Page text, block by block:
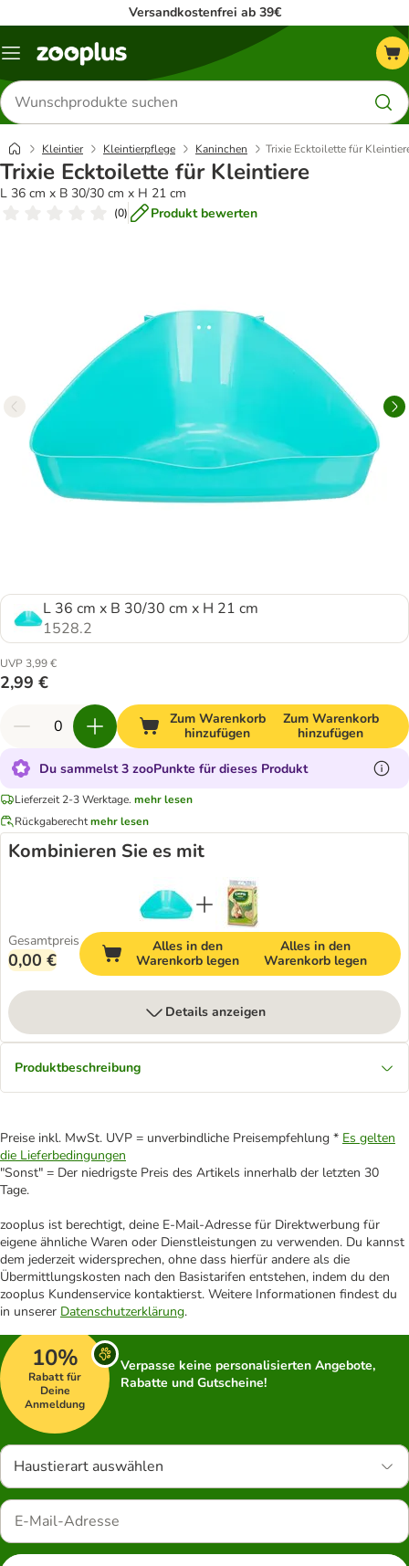
Versandkostenfrei ab 39€
Menü
Produkte
suchen
Kleintier Kleintierpflege Kaninchen Trixie Ecktoilette für
Trixie Ecktoilette für Kleintiere
L 36 cm x B 30/30 cm x H 21 cm
(0) Produkt bewerten
L 36 cm x B 30/30 cm x H 21 cm
1528.2
UVP 3,99 €
2,99 €
Zum Warenkorb
hinzufügen
Zum Warenkorb
hinzufügen
Du sammelst 3 zooPunkte für dieses Produkt
Lieferzeit 2-3 Werktage. mehr lesen
Rückgaberechtmehr lesen
Kombinieren Sie es mit
Gesamtpreis
0,00 €
Alles in den
Warenkorb legen
Alles in den
Warenkorb legen
Details anzeigen
Produktbeschreibung
Preise inkl. MwSt. UVP = unverbindliche Preisempfehlung * Es gelten
die Lieferbedingungen
"Sonst" = Der niedrigste Preis des Artikels innerhalb der letzten 30
Tage.
zooplus ist berechtigt, deine E-Mail-Adresse für Direktwerbung für
eigene ähnliche Waren oder Dienstleistungen zu verwenden. Du kannst
dem jederzeit widersprechen, ohne dass hierfür andere als die
Übermittlungskosten nach den Basistarifen entstehen, indem du den
zooplus Kundenservice kontaktierst. Weitere Informationen findest du
in unserer Datenschutzerklärung.
10%
Rabatt für
Deine
Anmeldung
Verpasse keine personalisierten Angebote,
Rabatte und Gutscheine!
Haustierart auswählen